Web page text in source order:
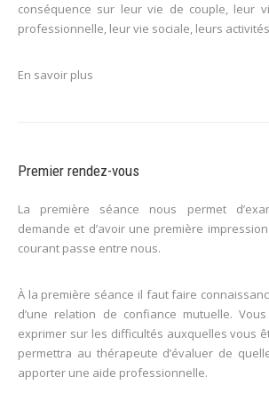
conséquence sur leur vie de couple, leur
professionnelle, leur vie sociale, leurs
En savoir plus
Premier rendez-vous
La première séance nous permet
demande et d’avoir une première
courant passe entre nous.
À la première séance il faut faire
d’une relation de confiance mutuelle.
exprimer sur les difficultés auxquelles vous
permettra au thérapeute d’évaluer de
apporter une aide professionnelle.